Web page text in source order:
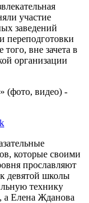
участие
заведений
переподготовки
вне зачета в
организации
которые своими
прославляют
девятой школы
технику
а Елена Жданова